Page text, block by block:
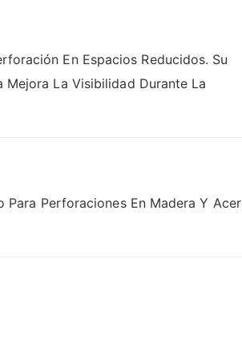
En Espacios Reducidos. Su
La Visibilidad Durante La
Para Perforaciones En Madera Y